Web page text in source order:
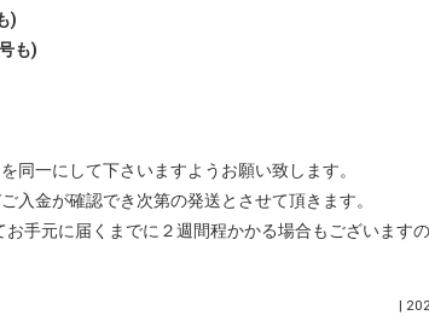
)
も)
同一にして下さいますようお願い致します。
入金が確認でき次第の発送とさせて頂きます。
手元に届くまでに２週間程かかる場合もございますの
|